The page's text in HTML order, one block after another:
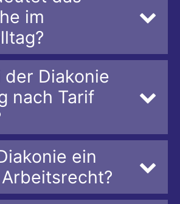
im
Diakonie
nach Tarif
ein